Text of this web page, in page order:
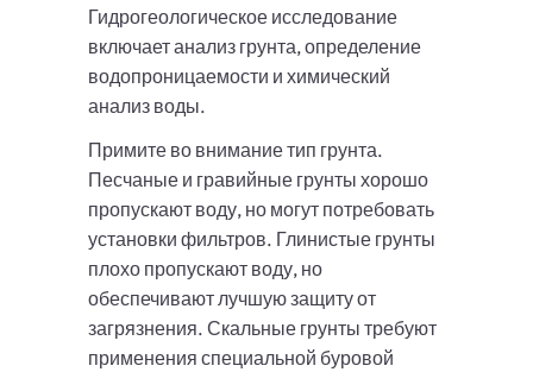
Гидрогеологическое исследование
включает анализ грунта, определение
водопроницаемости и химический
анализ воды.
Примите во внимание тип грунта.
Песчаные и гравийные грунты хорошо
пропускают воду, но могут потребовать
установки фильтров. Глинистые грунты
плохо пропускают воду, но
обеспечивают лучшую защиту от
загрязнения. Скальные грунты требуют
применения специальной буровой